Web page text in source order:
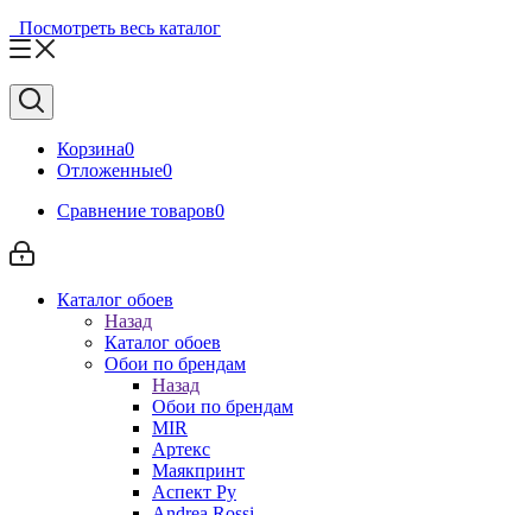
Посмотреть весь каталог
Корзина0
Отложенные0
Сравнение товаров0
Каталог обоев
Назад
Каталог обоев
Обои по брендам
Назад
Обои по брендам
MIR
Артекс
Маякпринт
Аспект Ру